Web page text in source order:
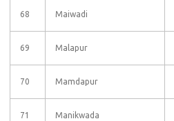
68 Maiwadi
69 Malapur
70 Mamdapur
71 Manikwada